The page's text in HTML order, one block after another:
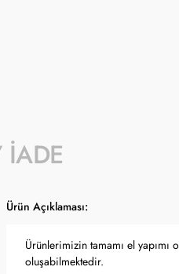
İADE
Ürün Açıklaması:
Ürünlerimizin tamamı el
oluşabilmektedir.